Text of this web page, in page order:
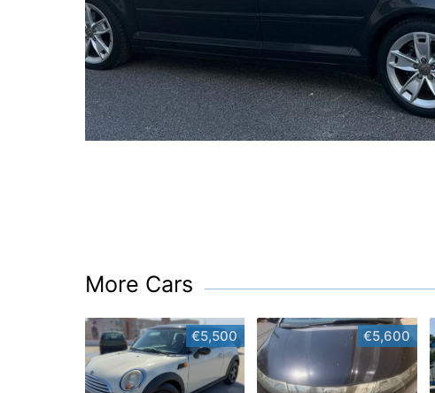
More Cars
€5,500 €5,600